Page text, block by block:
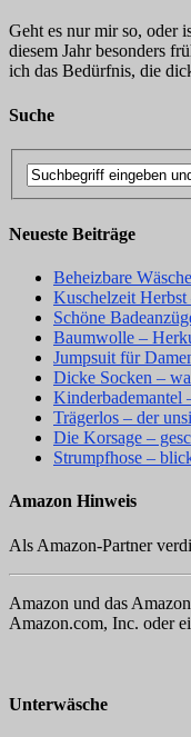
Geht es nur mir so, oder
diesem Jahr besonders
ich das Bedürfnis, die
Suche
Neueste Beiträge
Beheizbare
Kuschelzeit
Schöne
Baumwolle –
Jumpsuit für
Dicke Socken –
Kinderbademantel
Trägerlos – der
Die Korsage –
Strumpfhose –
Amazon Hinweis
Als Amazon-Partner
Amazon und das
Amazon.com, Inc. oder
Unterwäsche